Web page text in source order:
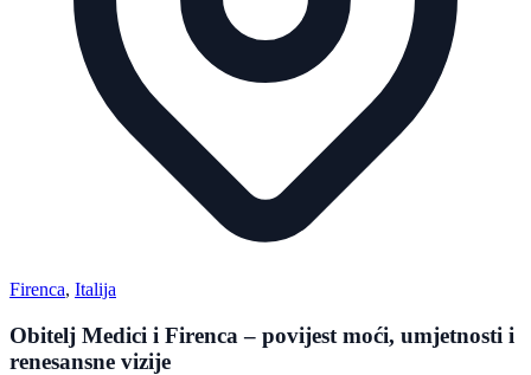
Firenca, Italija
Obitelj Medici i Firenca – povijest moći, umjetnosti i
renesansne vizije